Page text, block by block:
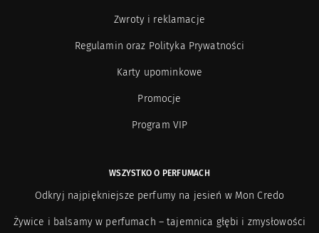
Zwroty i reklamacje
Regulamin oraz Polityka Prywatności
Karty upominkowe
Promocje
Program VIP
WSZYSTKO O PERFUMACH
Odkryj najpiękniejsze perfumy na jesień w Mon Credo
Żywice i balsamy w perfumach – tajemnica głębi i zmysłowości